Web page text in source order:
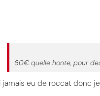
60€ quelle honte, pour
jamais eu de roccat donc